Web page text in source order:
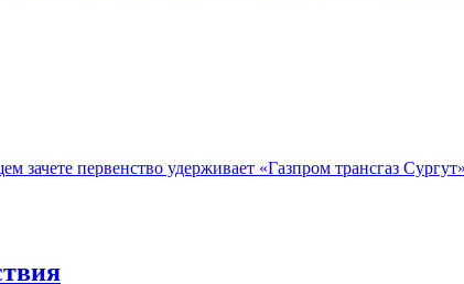
зачете первенство удерживает «Газпром трансгаз